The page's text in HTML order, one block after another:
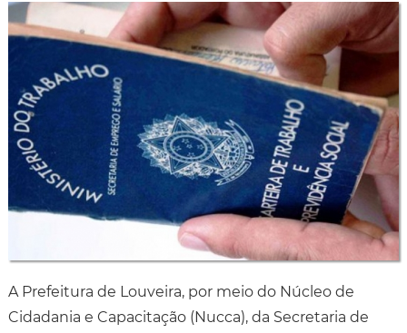
A Prefeitura de Louveira, por meio do Núcleo de
Cidadania e Capacitação (Nucca), da Secretaria de